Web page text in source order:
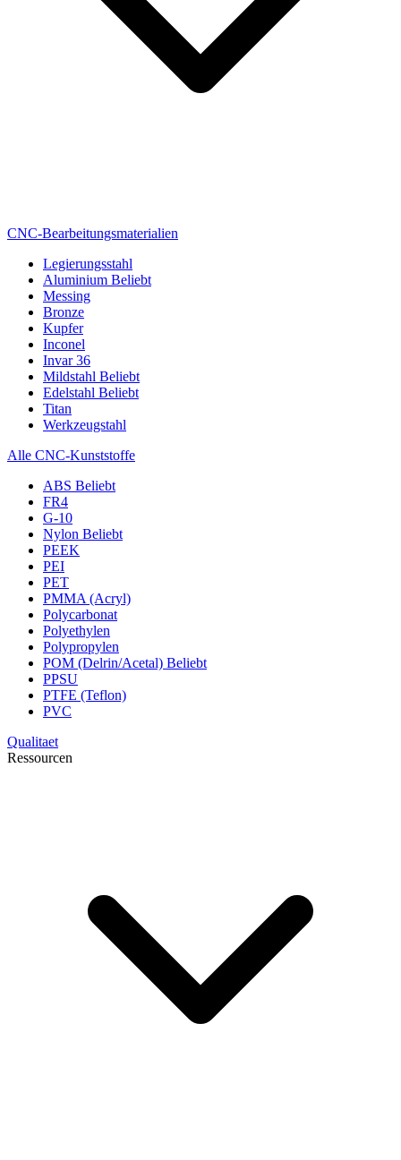
CNC-Bearbeitungsmaterialien
Legierungsstahl
Aluminium Beliebt
Messing
Bronze
Kupfer
Inconel
Invar 36
Mildstahl Beliebt
Edelstahl Beliebt
Titan
Werkzeugstahl
Alle CNC-Kunststoffe
ABS Beliebt
FR4
G-10
Nylon Beliebt
PEEK
PEI
PET
PMMA (Acryl)
Polycarbonat
Polyethylen
Polypropylen
POM (Delrin/Acetal) Beliebt
PPSU
PTFE (Teflon)
PVC
Qualitaet
Ressourcen